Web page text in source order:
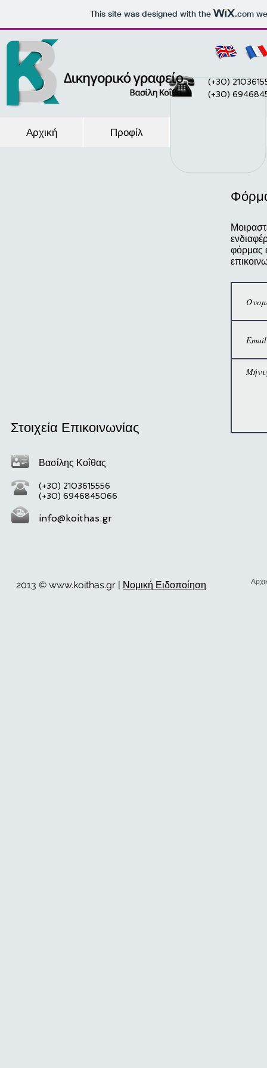
This site was designed with the .com
(+30)
(+30)
Αρχική Προφίλ
Στοιχεία Επικοινωνίας
Βασίλης Κοΐθας
(+30) 2103615556
(+30) 6946845066
info@koithas.gr
φόρμας
2013 © www.koithas.gr | Νομική Ειδοποίηση